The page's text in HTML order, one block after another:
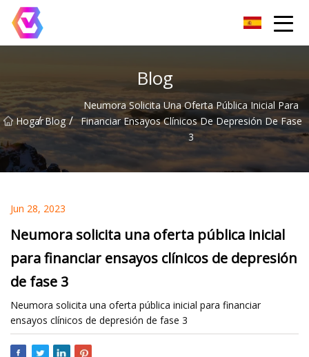
Blog
Hogar
/ Blog /
Neumora Solicita Una Oferta Pública Inicial Para
Financiar Ensayos Clínicos De Depresión De Fase
3
Jun 28, 2023
Neumora solicita una oferta pública inicial
para financiar ensayos clínicos de depresión
de fase 3
Neumora solicita una oferta pública inicial para financiar
ensayos clínicos de depresión de fase 3